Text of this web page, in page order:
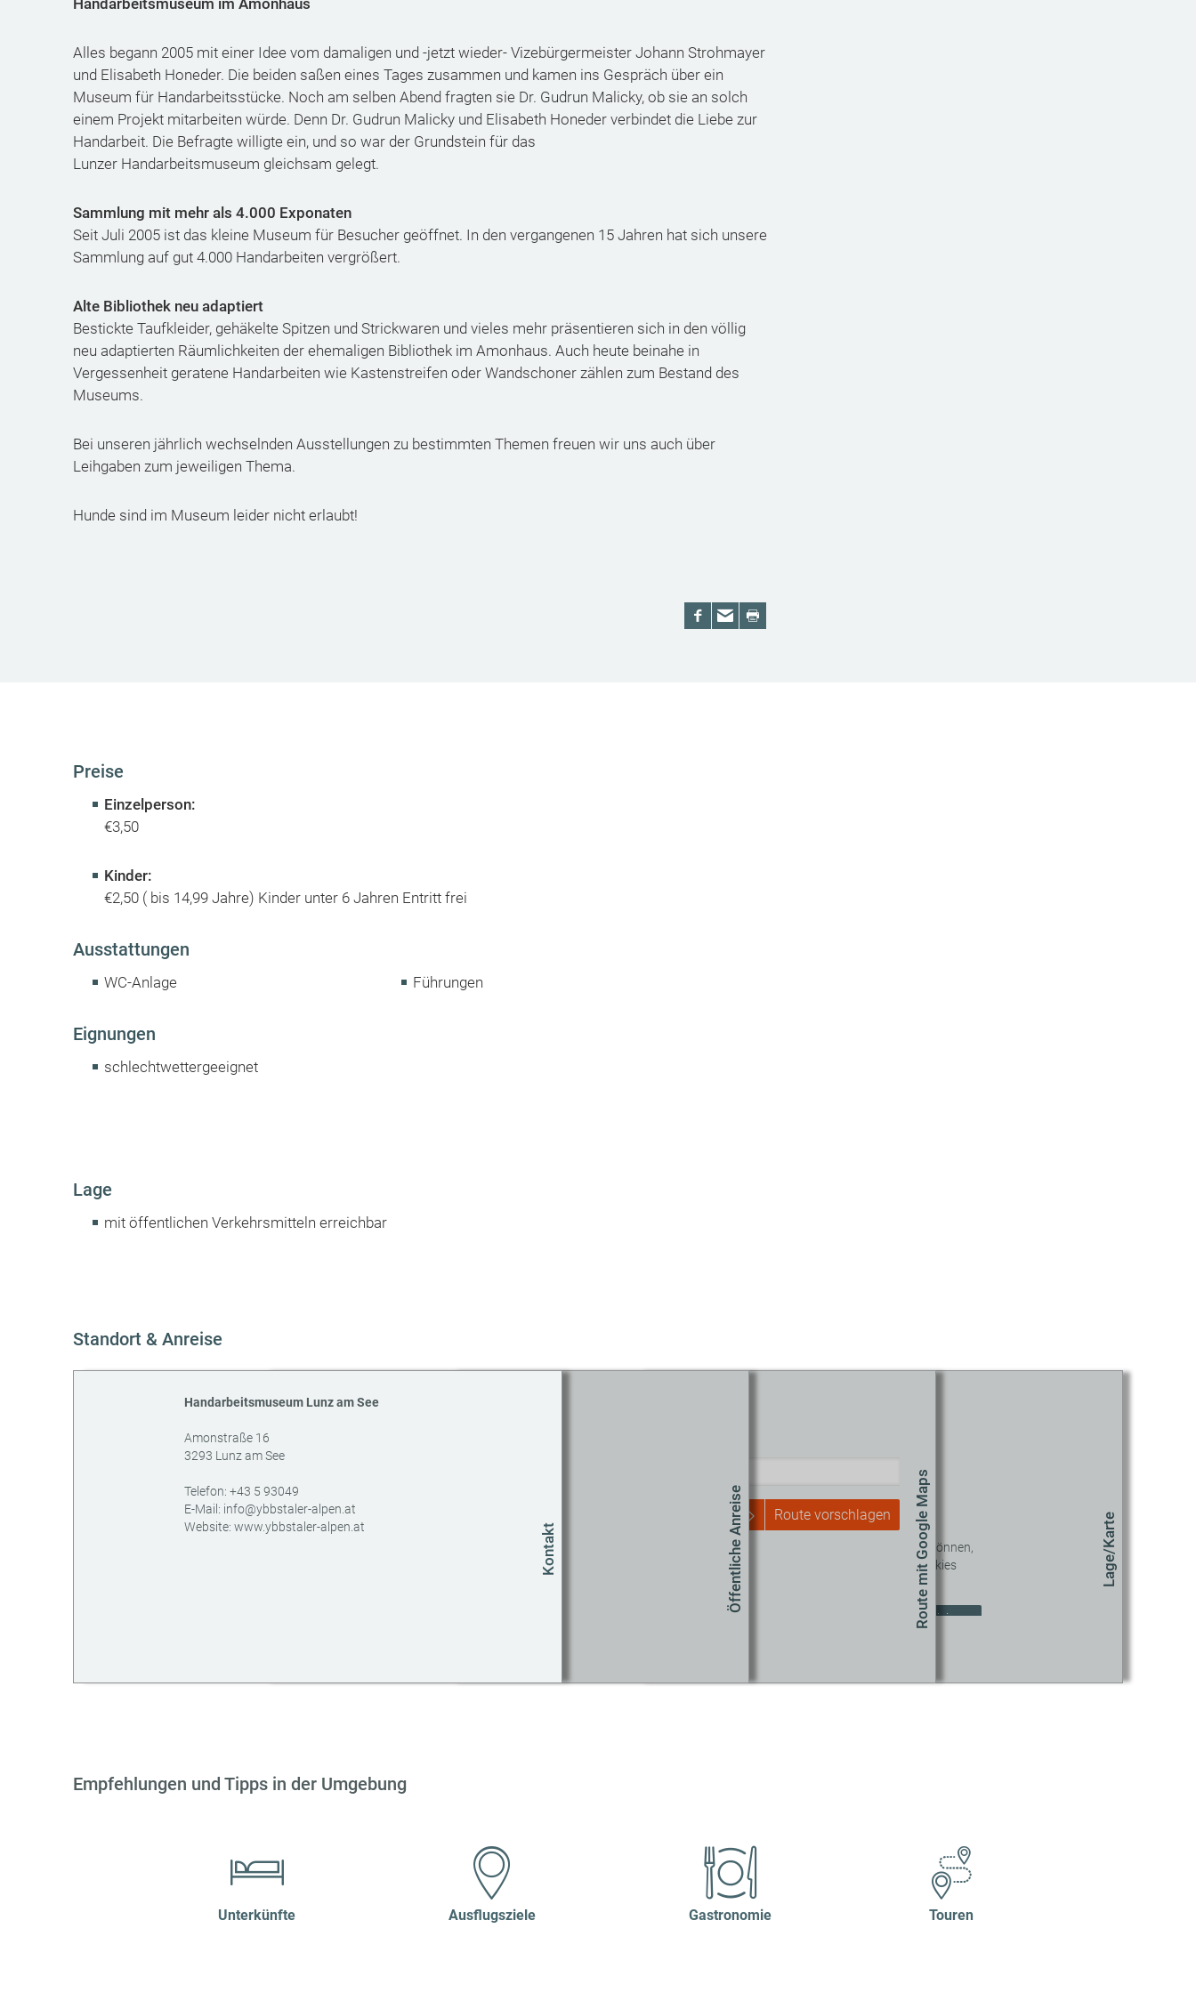
Handarbeitsmuseum im Amonhaus
Alles begann 2005 mit einer Idee vom damaligen und -jetzt wieder- Vizebürgermeister Johann Strohmayer
und Elisabeth Honeder. Die beiden saßen eines Tages zusammen und kamen ins Gespräch über ein
Museum für Handarbeitsstücke. Noch am selben Abend fragten sie Dr. Gudrun Malicky, ob sie an solch
einem Projekt mitarbeiten würde. Denn Dr. Gudrun Malicky und Elisabeth Honeder verbindet die Liebe zur
Handarbeit. Die Befragte willigte ein, und so war der Grundstein für das
Lunzer Handarbeitsmuseum gleichsam gelegt.
Sammlung mit mehr als 4.000 Exponaten
Seit Juli 2005 ist das kleine Museum für Besucher geöffnet. In den vergangenen 15 Jahren hat sich unsere
Sammlung auf gut 4.000 Handarbeiten vergrößert.
Alte Bibliothek neu adaptiert
Bestickte Taufkleider, gehäkelte Spitzen und Strickwaren und vieles mehr präsentieren sich in den völlig
neu adaptierten Räumlichkeiten der ehemaligen Bibliothek im Amonhaus. Auch heute beinahe in
Vergessenheit geratene Handarbeiten wie Kastenstreifen oder Wandschoner zählen zum Bestand des
Museums.
Bei unseren jährlich wechselnden Ausstellungen zu bestimmten Themen freuen wir uns auch über
Leihgaben zum jeweiligen Thema.
Hunde sind im Museum leider nicht erlaubt!
Preise
Einzelperson:
€3,50
Kinder:
€2,50 ( bis 14,99 Jahre) Kinder unter 6 Jahren Entritt frei
Ausstattungen
WC-Anlage Führungen
Eignungen
schlechtwettergeeignet
Lage
mit öffentlichen Verkehrsmitteln erreichbar
Standort & Anreise
Kontakt
Handarbeitsmuseum Lunz am See
Amonstraße 16
3293 Lunz am See
Telefon: +43 5 93049
E-Mail: info@ybbstaler-alpen.at
Website: www.ybbstaler-alpen.at Öffentliche Anreise Route mit Google Maps
Route vorschlagen Lage/Karte
Um diesen Inhalt sehen zu können,
müssen Sie unseren Cookies
Cookie-Einstellungen aktualisieren
Empfehlungen und Tipps in der Umgebung
Unterkünfte Ausflugsziele Gastronomie Touren